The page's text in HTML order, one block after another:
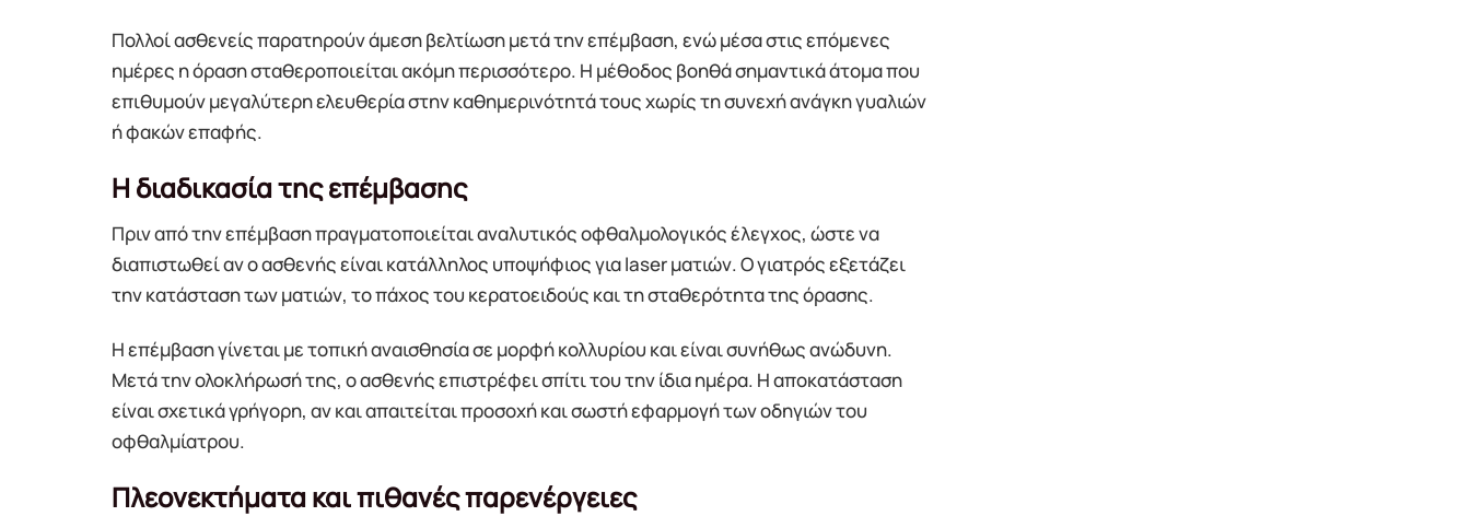
Πολλοί ασθενείς παρατηρούν άμεση βελτίωση μετά την επέμβαση, ενώ μέσα στις επόμενες
ημέρες η όραση σταθεροποιείται ακόμη περισσότερο. Η μέθοδος βοηθά σημαντικά άτομα που
επιθυμούν μεγαλύτερη ελευθερία στην καθημερινότητά τους χωρίς τη συνεχή ανάγκη γυαλιών
ή φακών επαφής.
Η διαδικασία της επέμβασης
Πριν από την επέμβαση πραγματοποιείται αναλυτικός οφθαλμολογικός έλεγχος, ώστε να
διαπιστωθεί αν ο ασθενής είναι κατάλληλος υποψήφιος για laser ματιών. Ο γιατρός εξετάζει
την κατάσταση των ματιών, το πάχος του κερατοειδούς και τη σταθερότητα της όρασης.
Η επέμβαση γίνεται με τοπική αναισθησία σε μορφή κολλυρίου και είναι συνήθως ανώδυνη.
Μετά την ολοκλήρωσή της, ο ασθενής επιστρέφει σπίτι του την ίδια ημέρα. Η αποκατάσταση
είναι σχετικά γρήγορη, αν και απαιτείται προσοχή και σωστή εφαρμογή των οδηγιών του
οφθαλμίατρου.
Πλεονεκτήματα και πιθανές παρενέργειες